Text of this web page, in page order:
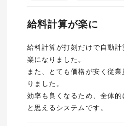
給料計算が楽に
給料計算が打刻だけで自動計
楽になりました。
また、とても価格が安く従
りました。
効率も良くなるため、全体的
と思えるシステムです。